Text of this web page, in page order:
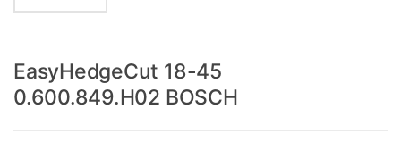
EasyHedgeCut 18-45
0.600.849.H02 BOSCH